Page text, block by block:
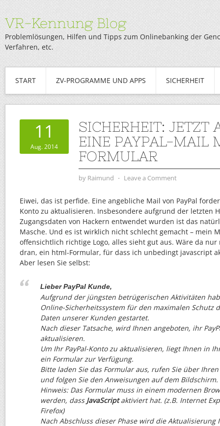
VR-Kennung Blog
Problemlösungen, Hilfen und Tipps zum Onlinebanking der
Verfahren, etc.
START ZV-PROGRAMME UND APPS SICHERHEIT
11
Aug. 2014
SICHERHEIT: JETZT
EINE PAYPAL-MAIL
FORMULAR
by Raimund ⋅ Leave a Comment
Eiwei, das ist perfide. Eine angebliche Mail von PayPal
Konto zu aktualisieren. Insbesondere aufgrund der letzten
Zugangsdaten von Hackern entwendet wurden ist das
Masche. Und es ist wirklich nicht schlecht gemacht – mein
offensichtlich richtige Logo, alles sieht gut aus. Wäre da
dran, ein html-Formular, für dass ich unbedingt javascript
Aber lesen Sie selbst:
Lieber PayPal Kunde,
Aufgrund der jüngsten betrügerischen Aktivitäten
Online-Sicherheitssystem für den maximalen Schutz
Daten unserer Kunden gestartet.
Nach dieser Tatsache, wird Ihnen angeboten, ihr
aktualisieren.
Um Ihr PayPal-Konto zu aktualisieren, liegt Ihnen in
ein Formular zur Verfügung.
Bitte laden Sie das Formular aus, rufen Sie über
und folgen Sie den Anweisungen auf dem Bildschirm.
Hinweis: Das Formular muss in einem modernen
werden, dass JavaScriptaktiviert hat. (z.B. Internet
Firefox)
Nach Abschluss dieser Phase wird die Aktualisierung